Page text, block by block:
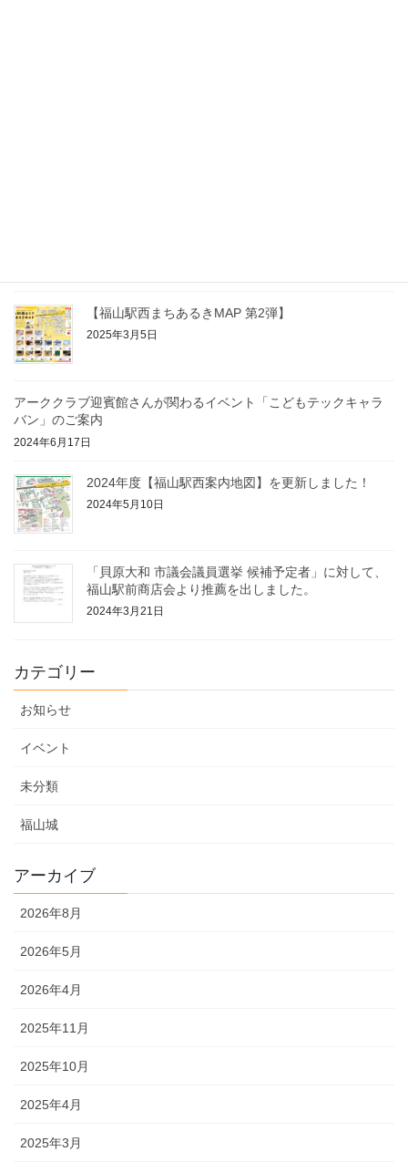
【福山駅西まちあるきMAP 第2弾】
2025年3月5日
アーククラブ迎賓館さんが関わるイベント「こどもテックキャラ
バン」のご案内
2024年6月17日
2024年度【福山駅西案内地図】を更新しました！
2024年5月10日
「貝原大和 市議会議員選挙 候補予定者」に対して、
福山駅前商店会より推薦を出しました。
2024年3月21日
カテゴリー
お知らせ
イベント
未分類
福山城
アーカイブ
2026年8月
2026年5月
2026年4月
2025年11月
2025年10月
2025年4月
2025年3月